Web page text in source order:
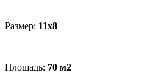
Размер: 11x8
Площадь: 70 м2